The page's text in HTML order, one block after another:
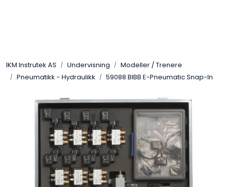
IKM Instrutek AS Undervisning
Modeller / Trenere
Pneumatikk - Hydraulikk
59088 BIBB E-Pneumatic Snap-In
Elektro
Elektronikk
Prosess
Frekvensomformere
Miljø og sikkerhet